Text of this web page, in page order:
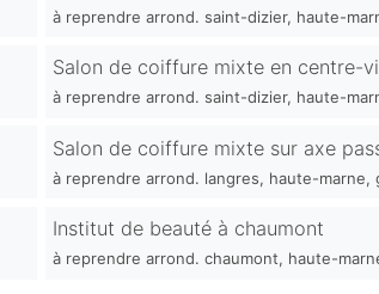
à reprendre arrond. saint-dizier, haute-
Salon de coiffure mixte en centre-
à reprendre arrond. saint-dizier, haute-
Salon de coiffure mixte sur axe
à reprendre arrond. langres, haute-marne,
Institut de beauté à chaumont
à reprendre arrond. chaumont, haute-